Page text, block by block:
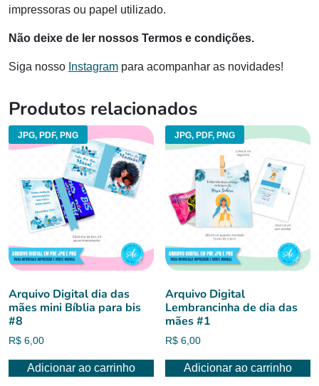
impressoras ou papel utilizado.
Não deixe de ler nossos Termos e condições.
Siga nosso Instagram para acompanhar as novidades!
Produtos relacionados
JPG, PDF, PNG
Arquivo Digital dia das
mães mini Bíblia para bis
#8
R$ 6,00
Adicionar ao carrinho
JPG, PDF, PNG
Arquivo Digital
Lembrancinha de dia das
mães #1
R$ 6,00
Adicionar ao carrinho